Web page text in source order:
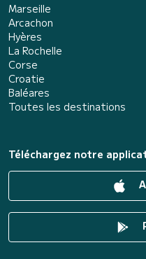
Marseille
Arcachon
Hyères
La Rochelle
Corse
Croatie
Baléares
Toutes les destinations
Téléchargez notre